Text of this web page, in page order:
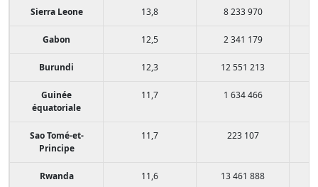
Sierra Leone 13,8 8 233 970
Gabon 12,5 2 341 179
Burundi 12,3 12 551 213
Guinée
équatoriale
11,7 1 634 466
Sao Tomé-et-
Principe
11,7 223 107
Rwanda 11,6 13 461 888